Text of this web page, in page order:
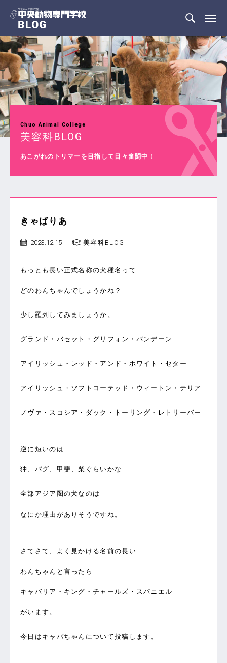
Chuo Animal College
美容科BLOG
あこがれのトリマーを目指して日々奮闘中！
きゃばりあ
2023.12.15 美容科BLOG
もっとも長い正式名称の犬種名って
どのわんちゃんでしょうかね？
少し羅列してみましょうか。
グランド・バセット・グリフォン・バンデーン
アイリッシュ・レッド・アンド・ホワイト・セター
アイリッシュ・ソフトコーテッド・ウィートン・テリア
ノヴァ・スコシア・ダック・トーリング・レトリーバー
逆に短いのは
狆、パグ、甲斐、柴ぐらいかな
全部アジア圏の犬なのは
なにか理由がありそうですね。
さてさて、よく見かける名前の長い
わんちゃんと言ったら
キャバリア・キング・チャールズ・スパニエル
がいます。
今日はキャバちゃんについて投稿します。